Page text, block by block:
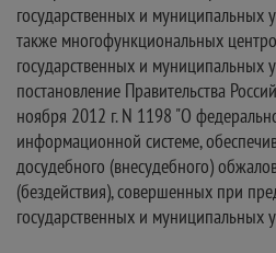
государственных и муниципальных
также многофункциональных
государственных и муниципальных
постановление Правительства
ноября 2012 г. N 1198 "О
информационной системе,
досудебного (внесудебного)
(бездействия), совершенных при
государственных и муниципальных